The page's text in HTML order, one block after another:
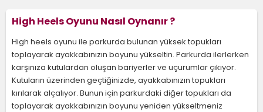
High Heels Oyunu Nasıl Oynanır ?
High heels oyunu ile parkurda bulunan yüksek topukları
toplayarak ayakkabınızın boyunu yükseltin. Parkurda ilerlerken
karşınıza kutulardan oluşan bariyerler ve uçurumlar çıkıyor.
Kutuların üzerinden geçtiğinizde, ayakkabınızın topukları
kırılarak alçalıyor. Bunun için parkurdaki diğer topukları da
toplayarak ayakkabınızın boyunu yeniden yükseltmeniz